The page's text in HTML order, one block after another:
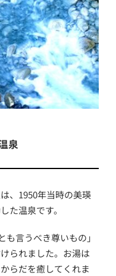
泉
、1950年当時の美瑛
た温泉です。
も言うべき尊いもの」
られました。お湯は
らだを癒してくれま